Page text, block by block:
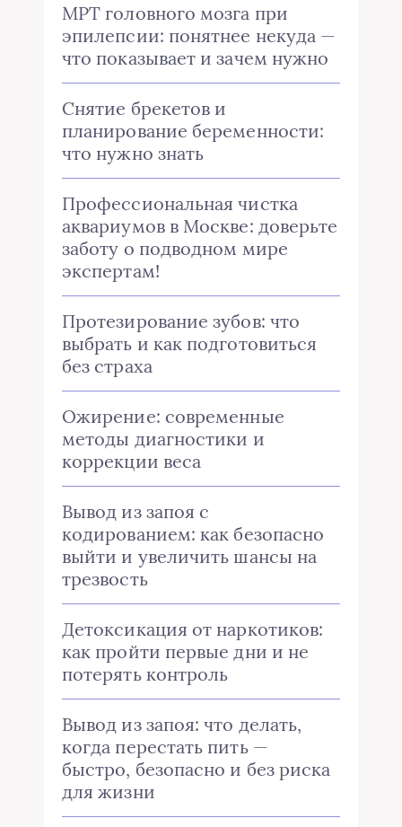
МРТ головного мозга при
эпилепсии: понятнее некуда —
что показывает и зачем нужно
Снятие брекетов и
планирование беременности:
что нужно знать
Профессиональная чистка
аквариумов в Москве: доверьте
заботу о подводном мире
экспертам!
Протезирование зубов: что
выбрать и как подготовиться
без страха
Ожирение: современные
методы диагностики и
коррекции веса
Вывод из запоя с
кодированием: как безопасно
выйти и увеличить шансы на
трезвость
Детоксикация от наркотиков:
как пройти первые дни и не
потерять контроль
Вывод из запоя: что делать,
когда перестать пить —
быстро, безопасно и без риска
для жизни